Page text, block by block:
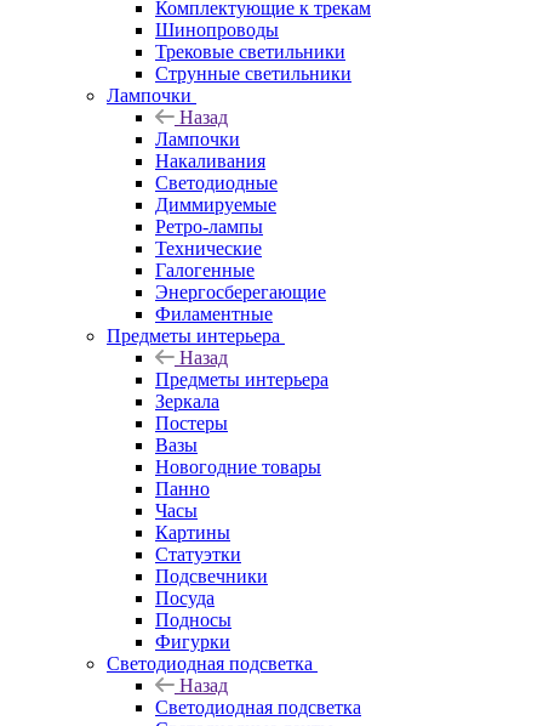
Комплектующие к трекам
Шинопроводы
Трековые светильники
Струнные светильники
Лампочки
Назад
Лампочки
Накаливания
Светодиодные
Диммируемые
Ретро-лампы
Технические
Галогенные
Энергосберегающие
Филаментные
Предметы интерьера
Назад
Предметы интерьера
Зеркала
Постеры
Вазы
Новогодние товары
Панно
Часы
Картины
Статуэтки
Подсвечники
Посуда
Подносы
Фигурки
Светодиодная подсветка
Назад
Светодиодная подсветка